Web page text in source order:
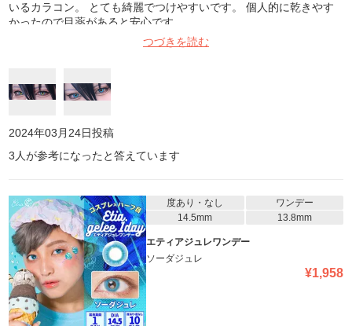
いるカラコン。 とても綺麗でつけやすいです。 個人的に乾きやす
かったので目薬があると安心です。
つづきを読む
2024年03月24日投稿
3 人が参考になったと答えています
度あり・なし
ワンデー
14.5mm
13.8mm
エティアジュレワンデー
ソーダジュレ
¥1,958